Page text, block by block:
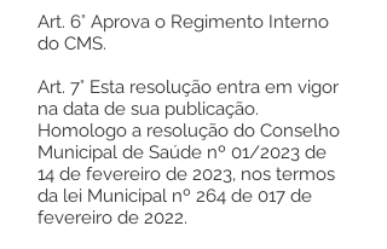
Art. 6° Aprova o Regimento Interno
do CMS.
Art. 7° Esta resolução entra em vigor
na data de sua publicação.
Homologo a resolução do Conselho
Municipal de Saúde nº 01/2023 de
14 de fevereiro de 2023, nos termos
da lei Municipal nº 264 de 017 de
fevereiro de 2022.